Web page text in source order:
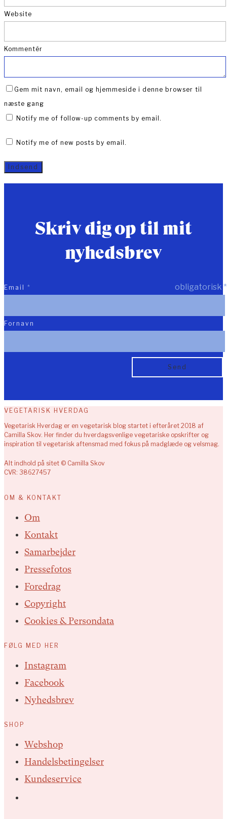
Website
Kommentér
Gem mit navn, email og hjemmeside i denne browser til
næste gang
Notify me of follow-up comments by email.
Notify me of new posts by email.
Skriv dig op til mit
nyhedsbrev
*
obligatorisk
Email *
Fornavn
VEGETARISK HVERDAG
Vegetarisk Hverdag er en vegetarisk blog startet i efteråret 2018 af
Camilla Skov. Her finder du hverdagsvenlige vegetariske opskrifter og
inspiration til vegetarisk aftensmad med fokus på madglæde og velsmag.
Alt indhold på sitet © Camilla Skov
CVR: 38627457
OM & KONTAKT
Om
Kontakt
Samarbejder
Pressefotos
Foredrag
Copyright
Cookies & Persondata
FØLG MED HER
Instagram
Facebook
Nyhedsbrev
SHOP
Webshop
Handelsbetingelser
Kundeservice